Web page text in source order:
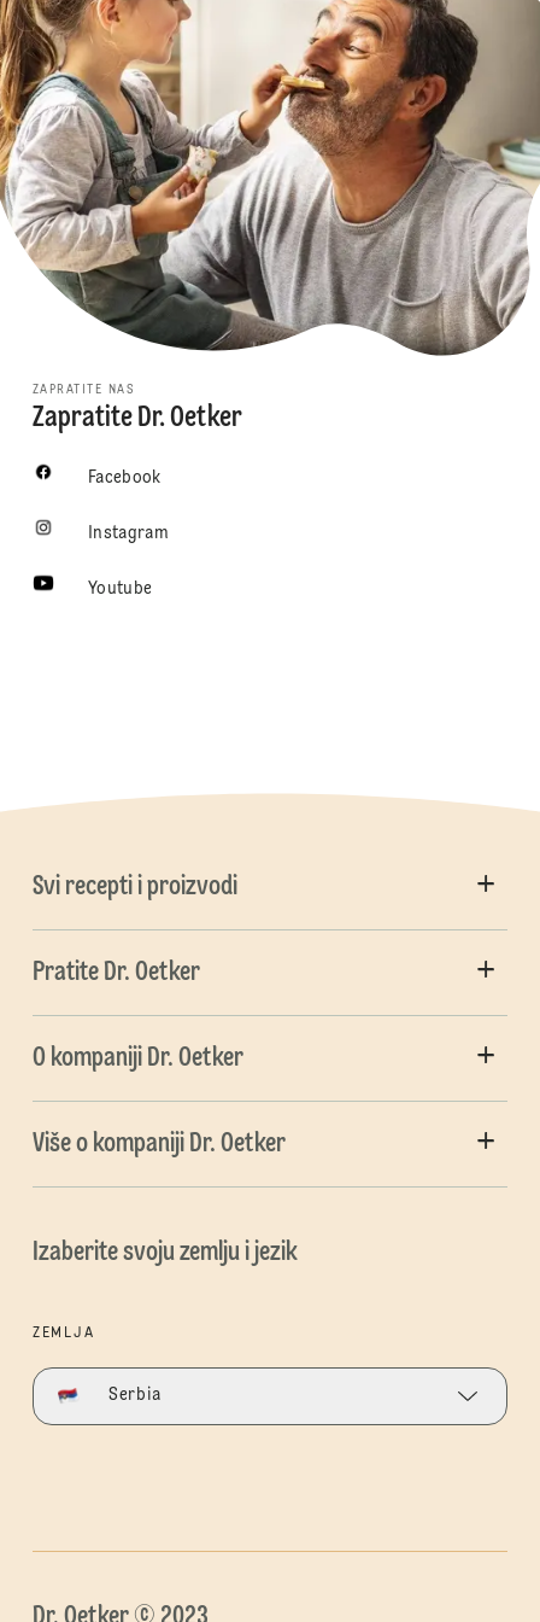
ZAPRATITE NAS
Zapratite Dr. Oetker
Facebook
Instagram
Youtube
Svi recepti i proizvodi
Pratite Dr. Oetker
O kompaniji Dr. Oetker
Više o kompaniji Dr. Oetker
Izaberite svoju zemlju i jezik
ZEMLJA
Serbia